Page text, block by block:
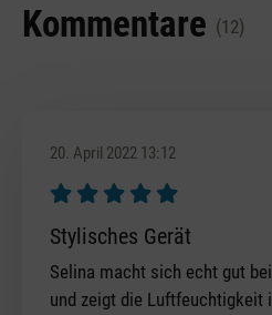
Kommentare (12)
20. April 2022 13:12
Bewertung mit 5 von 5
Stylisches Gerät
Selina macht sich echt gut
und zeigt die Luftfeuchtigkeit